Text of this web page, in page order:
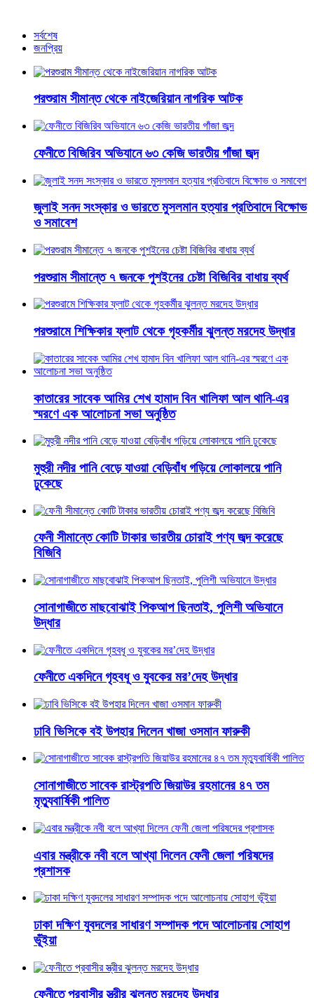
সর্বশেষ
জনপ্রিয়
পরশুরাম সীমান্ত থেকে নাইজেরিয়ান নাগরিক আটক
ফেনীতে বিজিরিব অভিযানে ৬৩ কেজি ভারতীয় গাঁজা জব্দ
জুলাই সনদ সংস্কার ও ভারতে মুসলমান হত্যার প্রতিবাদে বিক্ষোভ
ও সমাবেশ
পরশুরাম সীমান্তে ৭ জনকে পুশইনের চেষ্টা বিজিবির বাধায় ব্যর্থ
পরশুরামে শিক্ষিকার ফ্লাট থেকে গৃহকর্মীর ঝুলন্ত মরদেহ উদ্ধার
কাতারের সাবেক আমির শেখ হামাদ বিন খালিফা আল থানি-এর
স্মরণে এক আলোচনা সভা অনুষ্ঠিত
মুহুরী নদীর পানি বেড়ে যাওয়া বেড়িবাঁধ গড়িয়ে লোকালয়ে পানি
ঢুকেছে
ফেনী সীমান্তে কোটি টাকার ভারতীয় চোরাই পণ্য জব্দ করেছে
বিজিবি
সোনাগাজীতে মাছবোঝাই পিকআপ ছিনতাই, পুলিশী অভিযানে
উদ্ধার
ফেনীতে একদিনে গৃহবধূ ও যুবকের মর’দেহ উদ্ধার
ঢাবি ভিসিকে বই উপহার দিলেন খাজা ওসমান ফারুকী
সোনাগাজীতে সাবেক রাস্ট্রপতি জিয়াউর রহমানের ৪৭ তম
মৃত্যুবার্ষিকী পালিত
এবার মন্ত্রীকে নবী বলে আখ্যা দিলেন ফেনী জেলা পরিষদের
প্রশাসক
ঢাকা দক্ষিণ যুবদলের সাধারণ সম্পাদক পদে আলোচনায় সোহাগ
ভূঁইয়া
ফেনীতে প্রবাসীর স্ত্রীর ঝুলন্ত মরদেহ উদ্ধার